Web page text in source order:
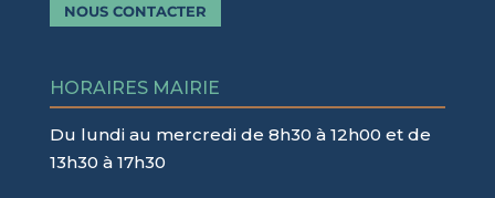
NOUS CONTACTER
HORAIRES MAIRIE
Du lundi au mercredi de 8h30 à 12h00 et de
13h30 à 17h30